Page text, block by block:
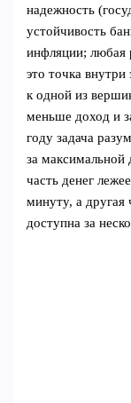
надежность
устойчивость
инфляции; любая
это точка внутри
к одной из
меньше доход и
году задача
за максимальной
часть денег
минуту, а
доступна за